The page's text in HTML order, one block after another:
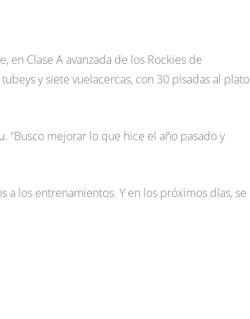
en Clase A avanzada de los Rockies de
y siete vuelacercas, con 30 pisadas al plato
“Busco mejorar lo que hice el año pasado y
los entrenamientos. Y en los próximos días, se